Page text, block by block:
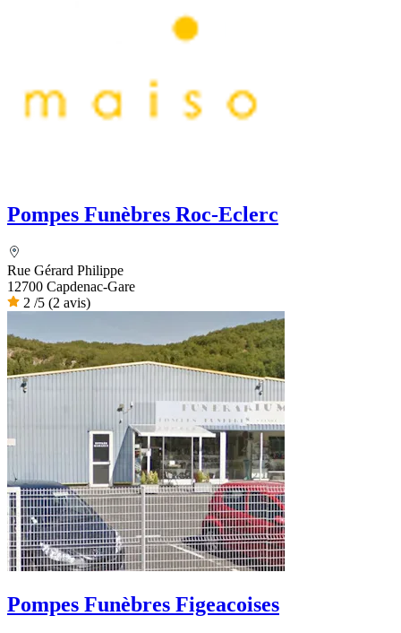
Pompes Funèbres Roc-Eclerc
Rue Gérard Philippe
12700 Capdenac-Gare
2 /5 (2 avis)
Pompes Funèbres Figeacoises